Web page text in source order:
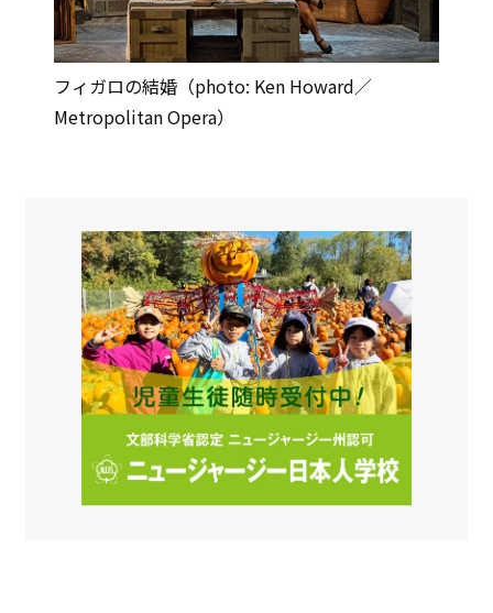
フィガロの結婚（photo: Ken Howard／
Metropolitan Opera）